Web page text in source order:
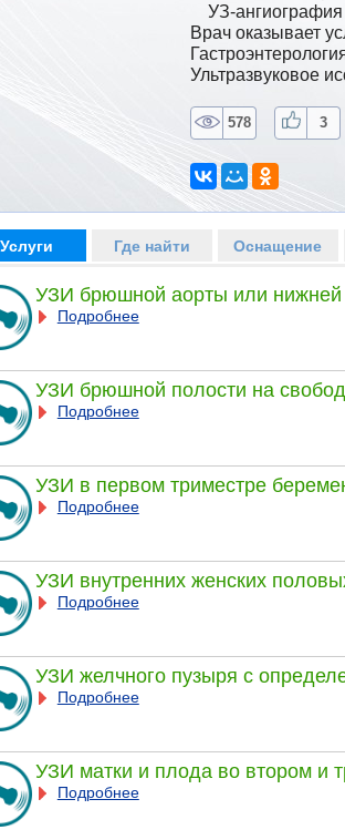
УЗ-
Врач оказывает
Ультразвуковое
578 3
Услуги Где найти Оснащение
УЗИ брюшной аорты или
Подробнее
УЗИ брюшной полости на
Подробнее
УЗИ в первом триместре
Подробнее
УЗИ внутренних женских
Подробнее
УЗИ желчного пузыря с
Подробнее
УЗИ матки и плода во втором и
Подробнее